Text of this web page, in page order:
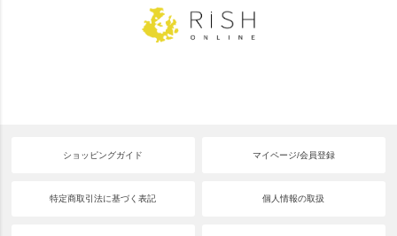
ショッピングガイド マイページ/会員登録
特定商取引法に基づく表記 個人情報の取扱